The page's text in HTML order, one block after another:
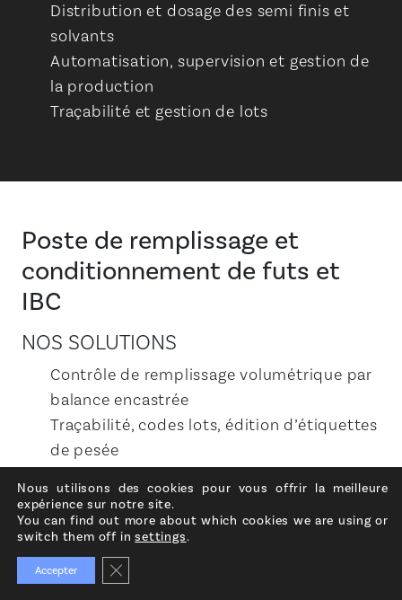
Distribution et dosage des semi finis et
solvants
Automatisation, supervision et gestion de
la production
Traçabilité et gestion de lots
Poste de remplissage et
conditionnement de futs et
IBC
NOS SOLUTIONS
Contrôle de remplissage volumétrique par
balance encastrée
Traçabilité, codes lots, édition d’étiquettes
de pesée
Collecte évents et COV
Ligne raclée ou tuyauteries dédiées
Terminal opérateur zone saine ou ATEX
Nous utilisons des cookies pour vous offrir la meilleure
expérience sur notre site.
You can find out more about which cookies we are using or
switch them off insettings.
Accepter Fermer la bannière des cookies GDPR